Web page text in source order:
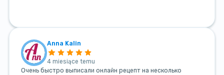
Anna Kalin
4 miesiące temu
Очень быстро выписали онлайн рецепт на несколько